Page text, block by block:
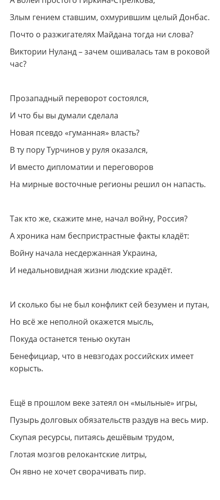
Злым гением ставшим, охмурившим целый Донбас.
Почто о разжигателях Майдана тогда ни слова?
Виктории Нуланд – зачем ошивалась там в роковой
час?
Прозападный переворот состоялся,
И что бы вы думали сделала
Новая псевдо «гуманная» власть?
В ту пору Турчинов у руля оказался,
И вместо дипломатии и переговоров
На мирные восточные регионы решил он напасть.
Так кто же, скажите мне, начал войну, Россия?
А хроника нам беспристрастные факты кладёт:
Войну начала несдержанная Украина,
И недальновидная жизни людские крадёт.
И сколько бы не был конфликт сей безумен и путан,
Но всё же неполной окажется мысль,
Покуда останется тенью окутан
Бенефициар, что в невзгодах российских имеет
корысть.
Ещё в прошлом веке затеял он «мыльные» игры,
Пузырь долговых обязательств раздув на весь мир.
Скупая ресурсы, питаясь дешёвым трудом,
Глотая мозгов релокантские литры,
Он явно не хочет сворачивать пир.